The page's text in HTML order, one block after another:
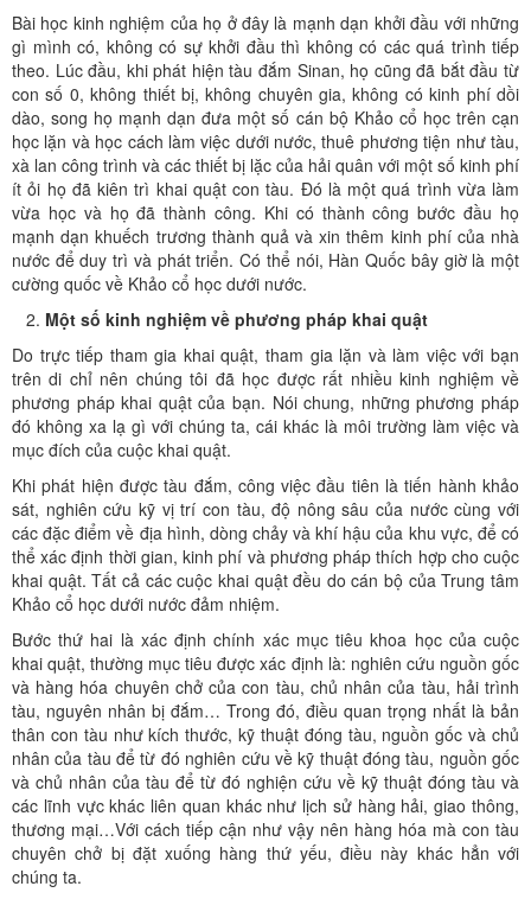
Bài học kinh nghiệm của họ ở đây là mạnh dạn khởi đầu với những
gì mình có, không có sự khởi đầu thì không có các quá trình tiếp
theo. Lúc đầu, khi phát hiện tàu đắm Sinan, họ cũng đã bắt đầu từ
con số 0, không thiết bị, không chuyên gia, không có kinh phí dồi
dào, song họ mạnh dạn đưa một số cán bộ Khảo cổ học trên cạn
học lặn và học cách làm việc dưới nước, thuê phương tiện như tàu,
xà lan công trình và các thiết bị lặc của hải quân với một số kinh phí
ít ỏi họ đã kiên trì khai quật con tàu. Đó là một quá trình vừa làm
vừa học và họ đã thành công. Khi có thành công bước đầu họ
mạnh dạn khuếch trương thành quả và xin thêm kinh phí của nhà
nước để duy trì và phát triển. Có thể nói, Hàn Quốc bây giờ là một
cường quốc về Khảo cổ học dưới nước.
Một số kinh nghiệm về phương pháp khai quật
Do trực tiếp tham gia khai quật, tham gia lặn và làm việc với bạn
trên di chỉ nên chúng tôi đã học được rất nhiều kinh nghiệm về
phương pháp khai quật của bạn. Nói chung, những phương pháp
đó không xa lạ gì với chúng ta, cái khác là môi trường làm việc và
mục đích của cuộc khai quật.
Khi phát hiện được tàu đắm, công việc đầu tiên là tiến hành khảo
sát, nghiên cứu kỹ vị trí con tàu, độ nông sâu của nước cùng với
các đặc điểm về địa hình, dòng chảy và khí hậu của khu vực, để có
thể xác định thời gian, kinh phí và phương pháp thích hợp cho cuộc
khai quật. Tất cả các cuộc khai quật đều do cán bộ của Trung tâm
Khảo cổ học dưới nước đảm nhiệm.
Bước thứ hai là xác định chính xác mục tiêu khoa học của cuộc
khai quật, thường mục tiêu được xác định là: nghiên cứu nguồn gốc
và hàng hóa chuyên chở của con tàu, chủ nhân của tàu, hải trình
tàu, nguyên nhân bị đắm… Trong đó, điều quan trọng nhất là bản
thân con tàu như kích thước, kỹ thuật đóng tàu, nguồn gốc và chủ
nhân của tàu để từ đó nghiên cứu về kỹ thuật đóng tàu, nguồn gốc
và chủ nhân của tàu để từ đó nghiện cứu về kỹ thuật đóng tàu và
các lĩnh vực khác liên quan khác như lịch sử hàng hải, giao thông,
thương mại…Với cách tiếp cận như vậy nên hàng hóa mà con tàu
chuyên chở bị đặt xuống hàng thứ yếu, điều này khác hẳn với
chúng ta.